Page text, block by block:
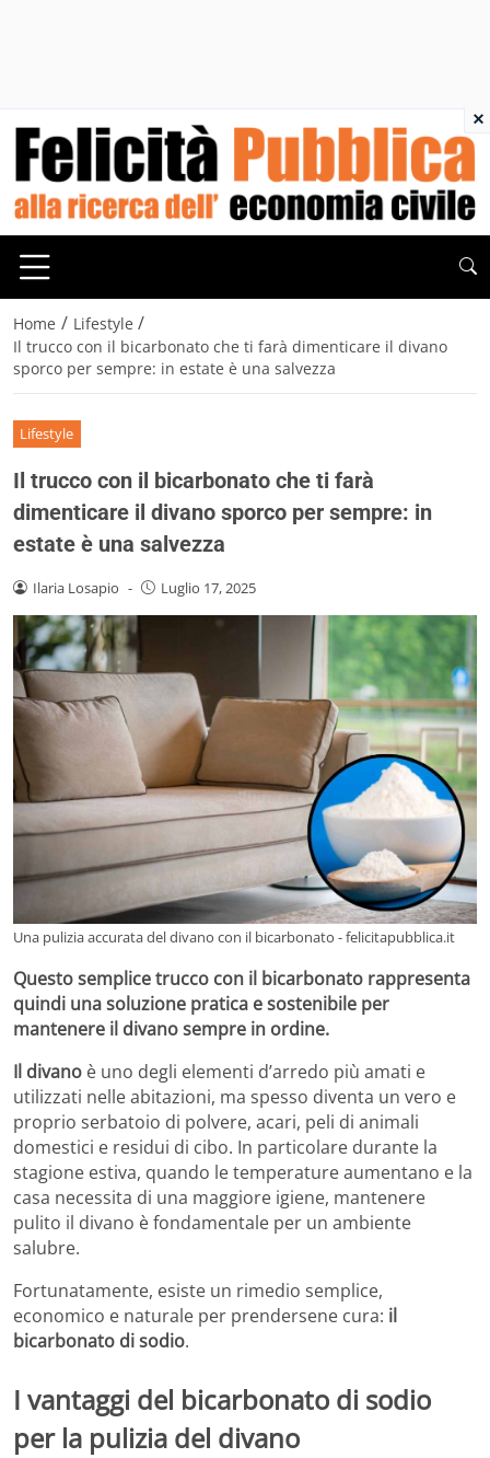
Home / Lifestyle /
Il trucco con il bicarbonato che ti farà dimenticare il divano
sporco per sempre: in estate è una salvezza
Lifestyle
Il trucco con il bicarbonato che ti farà
dimenticare il divano sporco per sempre: in
estate è una salvezza
Ilaria Losapio - Luglio 17, 2025
Una pulizia accurata del divano con il bicarbonato - felicitapubblica.it
Questo semplice trucco con il bicarbonato rappresenta
quindi una soluzione pratica e sostenibile per
mantenere il divano sempre in ordine.
Il divano è uno degli elementi d’arredo più amati e
utilizzati nelle abitazioni, ma spesso diventa un vero e
proprio serbatoio di polvere, acari, peli di animali
domestici e residui di cibo. In particolare durante la
stagione estiva, quando le temperature aumentano e la
casa necessita di una maggiore igiene, mantenere
pulito il divano è fondamentale per un ambiente
salubre.
Fortunatamente, esiste un rimedio semplice,
economico e naturale per prendersene cura: il
bicarbonato di sodio.
I vantaggi del bicarbonato di sodio
per la pulizia del divano
×